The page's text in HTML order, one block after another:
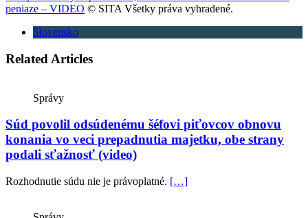
peniaze – VIDEO © SITA Všetky práva vyhradené.
Slovensko
Related Articles
Správy
Súd povolil odsúdenému šéfovi piťovcov obnovu
konania vo veci prepadnutia majetku, obe strany
podali sťažnosť (video)
Rozhodnutie súdu nie je právoplatné. […]